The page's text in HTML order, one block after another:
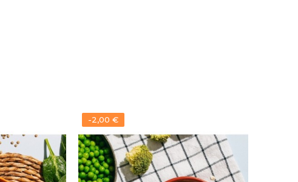
-2,00 €